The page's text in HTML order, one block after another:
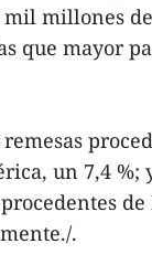
millones
que mayor
un 7,4 %;
.